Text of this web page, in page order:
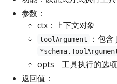
参数：
ctx：上下文对象
toolArgument ：包
opts：工具执行的选项
返回值：